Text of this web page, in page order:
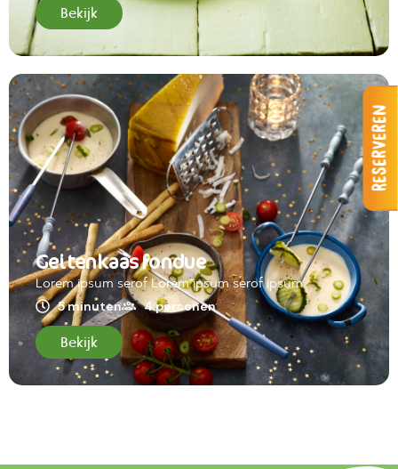
Bekijk
Geitenkaas fondue
Lorem ipsum serof Lorem ipsum serof ipsum
5 minuten
4 personen
Bekijk
Reserveren